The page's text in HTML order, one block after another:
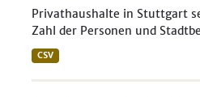
Privathaushalte in Stuttgart
Zahl der Personen und
CSV